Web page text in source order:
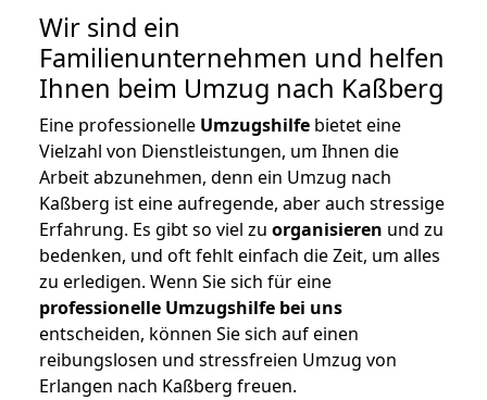
Wir sind ein
Familienunternehmen und helfen
Ihnen beim Umzug nach Kaßberg
Eine professionelle Umzugshilfe bietet eine
Vielzahl von Dienstleistungen, um Ihnen die
Arbeit abzunehmen, denn ein Umzug nach
Kaßberg ist eine aufregende, aber auch stressige
Erfahrung. Es gibt so viel zu organisieren und zu
bedenken, und oft fehlt einfach die Zeit, um alles
zu erledigen. Wenn Sie sich für eine
professionelle Umzugshilfe bei uns
entscheiden, können Sie sich auf einen
reibungslosen und stressfreien Umzug von
Erlangen nach Kaßberg freuen.